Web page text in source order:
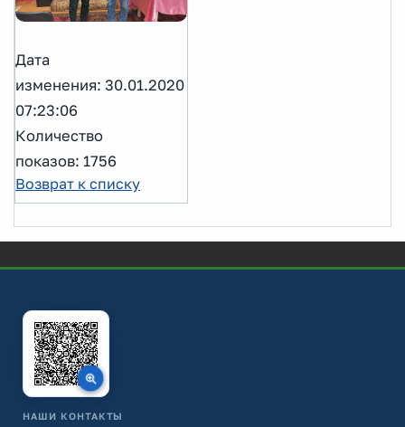
Дата
изменения: 30.01.2020
07:23:06
Количество
показов: 1756
Возврат к списку
НАШИ КОНТАКТЫ